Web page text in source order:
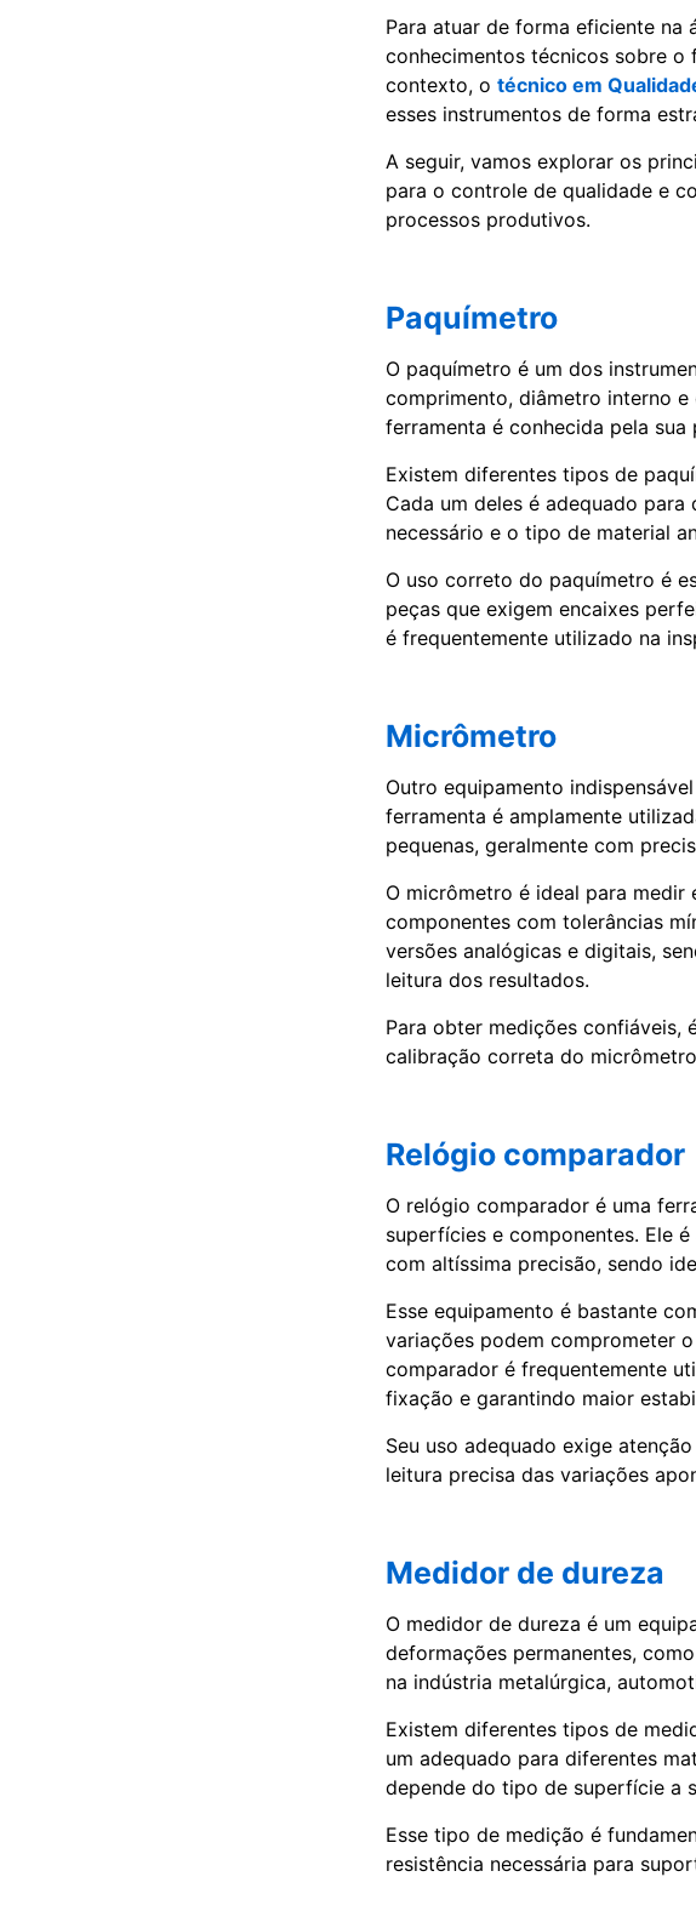
Para atuar de forma eficiente na
conhecimentos técnicos sobre o
contexto, o técnico em
esses instrumentos de forma
A seguir, vamos explorar os
para o controle de qualidade e
processos produtivos.
Paquímetro
O paquímetro é um dos
comprimento, diâmetro interno
ferramenta é conhecida pela
Existem diferentes tipos de
Cada um deles é adequado
necessário e o tipo de material
O uso correto do paquímetro é
peças que exigem encaixes
é frequentemente utilizado na
Micrômetro
Outro equipamento
ferramenta é amplamente
pequenas, geralmente com
O micrômetro é ideal para medir
componentes com tolerâncias
versões analógicas e digitais,
leitura dos resultados.
Para obter medições confiáveis,
calibração correta do
Relógio comparador
O relógio comparador é uma
superfícies e componentes. Ele
com altíssima precisão, sendo
Esse equipamento é bastante
variações podem comprometer
comparador é frequentemente
fixação e garantindo maior
Seu uso adequado exige
leitura precisa das variações
Medidor de dureza
O medidor de dureza é um
deformações permanentes,
na indústria metalúrgica,
Existem diferentes tipos de
um adequado para diferentes
depende do tipo de superfície a
Esse tipo de medição é
resistência necessária para